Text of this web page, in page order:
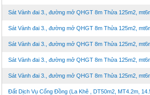
Sát Vành đai 3., đường mở QHGT 8m Thửa 125m2,
Sát Vành đai 3., đường mở QHGT 8m Thửa 125m2,
Sát Vành đai 3., đường mở QHGT 8m Thửa 125m2,
Sát Vành đai 3., đường mở QHGT 8m Thửa 125m2,
Sát Vành đai 3., đường mở QHGT 8m Thửa 125m2,
Đất Dịch Vụ Cổng Đồng (La Khê , DT50m2, MT4.2m,